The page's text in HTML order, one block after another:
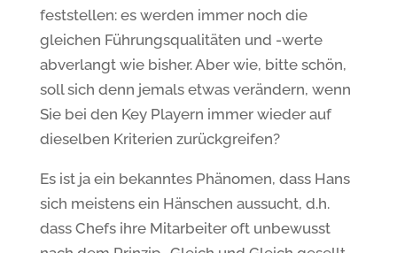
feststellen: es werden immer noch die
gleichen Führungsqualitäten und -werte
abverlangt wie bisher. Aber wie, bitte schön,
soll sich denn jemals etwas verändern, wenn
Sie bei den Key Playern immer wieder auf
dieselben Kriterien zurückgreifen?
Es ist ja ein bekanntes Phänomen, dass Hans
sich meistens ein Hänschen aussucht, d.h.
dass Chefs ihre Mitarbeiter oft unbewusst